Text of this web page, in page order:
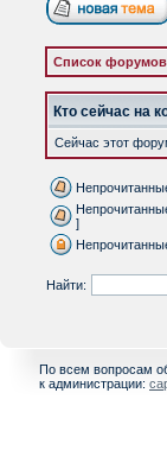
Список форумов
Кто сейчас на
Сейчас этот
]
Найти:
По всем вопросам
к администрации: